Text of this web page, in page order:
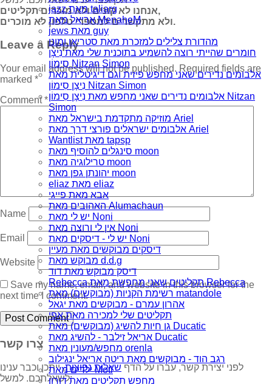
jazz מאת taliarg
אריאל מאת MenaheM
jews מאת guy
מהדורת צלילים למזכרת מאת סטריאו ומונו
חומרים שהייתי רוצה להשמיע בתוכנית שלי מאת נִיצָן
סִימוֹן Nitzan Simon
אלבומים נדירים שאני מחפש פיזית וגם דיגיטלית מאת
נִיצָן סִימוֹן Nitzan Simon
אלבומים נדירים שאני מחפש מאת נִיצָן סִימוֹן Nitzan
Simon
מוזיקה מתקדמת בישראל מאת Ariel
אלבומים ישראלים פורצי דרך מאת Ariel
Wantlist מאת tapsp
סינגלים להוסיף מאת moon
טרילוגיה מאת moon
יהונתן גפן מאת moon
eliaz מאת eliaz
אבא מאת פייגי
האהובים מאת Alumachaun
יש לי מאת Noni
אין לי ורוצה מאת Noni
יש לי - דיסקים מאת Noni
דיסקים מבוקשים מאת מעיין
מבוקש מאת d.d.g
דיסק מבוקש מאת דוד
Rebecca תקליטים שאני מחפשת מאת Rebecca
רשימת הקניות (מבוקשים) מאת matandole
אהרון עמרם - מבוקשים מאת יגאל
תקליטים שלי למכירה מאת אפי
גן חיות להשיג (מבוקשים) מאת Ducatic
אריאל זילבר - להשיג מאת Ducatic
מחפש/מעונין מאת orenla
רגב הוד - מבוקשים מאת ריטה אריאל ינגילוב
ילדים מאת Moti
מחפש תקליטים מאת דורון
אנחנו לא קונים ולא מוכרים תקליטים,
ולא מתקשרים למספרי טלפון לא מוכרים.
Leave a Reply
Your email address will not be published. Required fields are
marked *
Comment*
Name
Email
Website
Save my name, email, and website in this browser for the
next time I comment.
צרו קשר
לפני יצירת קשר, עברו על הדף שאלות נפוצות, ייתכן וכבר ענינו
לשאלתכם. למשל: